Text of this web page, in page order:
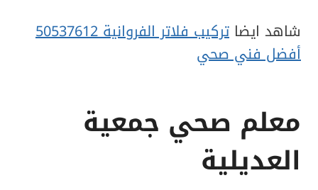
شاهد ايضا
تركيب فلاتر الفروانية 50537612
أفضل فني صحي
معلم صحي جمعية
العديلية